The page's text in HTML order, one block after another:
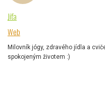
Jíťa
Web
Milovník jógy, zdravého jídla a
spokojeným životem :)